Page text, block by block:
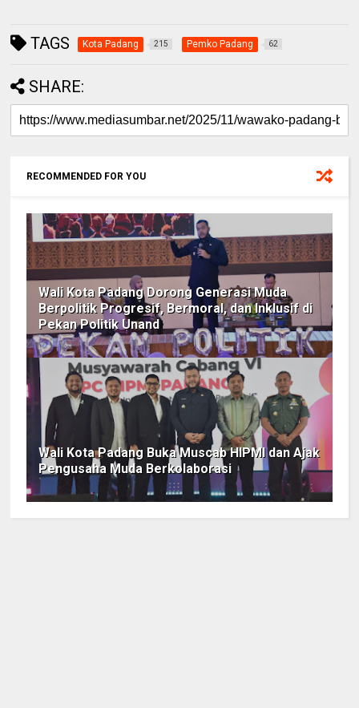
TAGS Kota Padang 215 Pemko Padang 62
SHARE:
RECOMMENDED FOR YOU
Wali Kota Padang Dorong Generasi Muda
Berpolitik Progresif, Bermoral, dan Inklusif di
Pekan Politik Unand
Wali Kota Padang Buka Muscab HIPMI dan Ajak
Pengusaha Muda Berkolaborasi